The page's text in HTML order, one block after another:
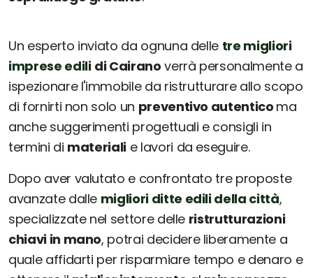
Un esperto inviato da ognuna delle tre migliori
imprese edili di Cairano verrà personalmente a
ispezionare l'immobile da ristrutturare allo scopo
di fornirti non solo un preventivo autentico ma
anche suggerimenti progettuali e consigli in
termini di materiali e lavori da eseguire.
Dopo aver valutato e confrontato tre proposte
avanzate dalle migliori ditte edili della città,
specializzate nel settore delle ristrutturazioni
chiavi in mano, potrai decidere liberamente a
quale affidarti per risparmiare tempo e denaro e